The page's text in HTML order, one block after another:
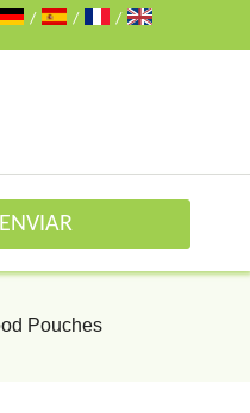
/ / /
ENVIAR
CONSULTA
Pouches